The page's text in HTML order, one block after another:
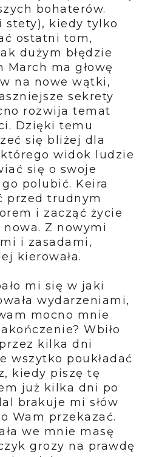
bohaterów.
stety), kiedy tylko
ostatni tom,
dużym błędzie
March ma głowę
na nowe wątki,
sekrety
rozwija temat
Dzięki temu
się bliżej dla
widok ludzie
się o swoje
polubić. Keira
przed trudnym
i zacząć życie
Z nowymi
i zasadami,
kierowała.
mi się w jaki
wydarzeniami,
mocno mnie
Wbiło
kilka dni
wszytko poukładać
kiedy piszę tę
już kilka dni po
brakuje mi słów
Wam przekazać.
we mnie masę
grozy na prawdę